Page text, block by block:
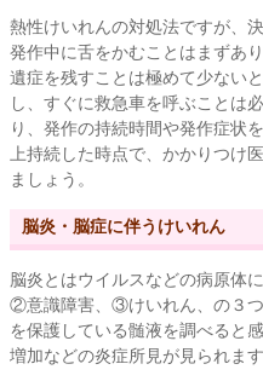
熱性けいれんの対処法ですが、
発作中に舌をかむことはまずあ
遺症を残すことは極めて少ない
し、すぐに救急車を呼ぶことは
り、発作の持続時間や発作症状
上持続した時点で、かかりつけ
ましょう。
脳炎・脳症に伴うけいれん
脳炎とはウイルスなどの病原体
②意識障害、③けいれん、の３
を保護している髄液を調べると
増加などの炎症所見が見られます